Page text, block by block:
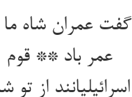
گفت عمران شاه ما
عمر باد ** قوم
اسرائیلیانند از تو